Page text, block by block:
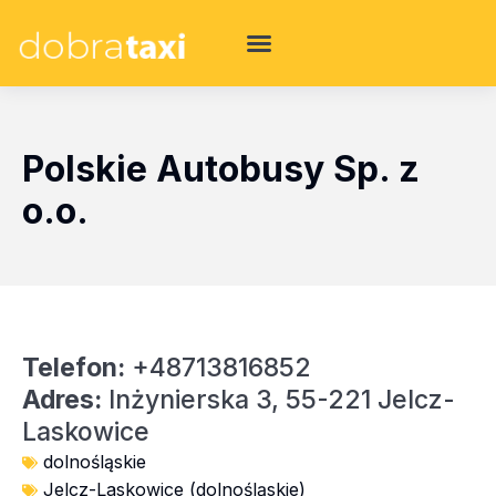
Polskie Autobusy Sp. z
o.o.
Telefon: +48713816852
Adres: Inżynierska 3, 55-221 Jelcz-
Laskowice
dolnośląskie
Jelcz-Laskowice (dolnośląskie)